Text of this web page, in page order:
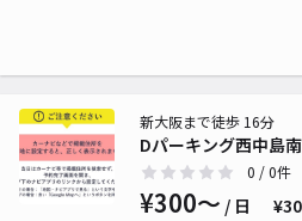
Dパーキング西中島
新大阪まで徒歩 16分
0 / 0件
¥300〜 / 日